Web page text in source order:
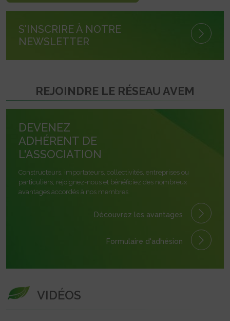
S'INSCRIRE À NOTRE
NEWSLETTER
REJOINDRE LE RÉSEAU AVEM
DEVENEZ
ADHÉRENT DE
L'ASSOCIATION
Constructeurs, importateurs, collectivités, entreprises ou
particuliers, rejoignez-nous et bénéficiez des nombreux
avantages accordés à nos membres.
Découvrez les avantages
Formulaire d'adhésion
VIDÉOS